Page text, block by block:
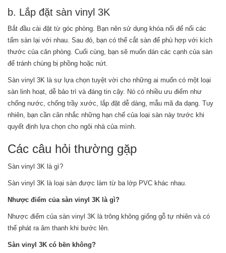
b. Lắp đặt sàn vinyl 3K
Bắt đầu cài đặt từ góc phòng. Bạn nên sử dụng khóa nối để nối các
tấm sàn lại với nhau. Sau đó, bạn có thể cắt sàn để phù hợp với kích
thước của căn phòng. Cuối cùng, bạn sẽ muốn dán các cạnh của sàn
để tránh chúng bị phồng hoặc nứt.
Sàn vinyl 3K là sự lựa chọn tuyệt vời cho những ai muốn có một loại
sàn linh hoạt, dễ bảo trì và đáng tin cậy. Nó có nhiều ưu điểm như
chống nước, chống trầy xước, lắp đặt dễ dàng, mẫu mã đa dạng. Tuy
nhiên, bạn cần cân nhắc những hạn chế của loại sàn này trước khi
quyết định lựa chọn cho ngôi nhà của mình.
Các câu hỏi thường gặp
Sàn vinyl 3K là gì?
Sàn vinyl 3K là loại sàn được làm từ ba lớp PVC khác nhau.
Nhược điểm của sàn vinyl 3K là gì?
Nhược điểm của sàn vinyl 3K là trông không giống gỗ tự nhiên và có
thể phát ra âm thanh khi bước lên.
Sàn vinyl 3K có bền không?